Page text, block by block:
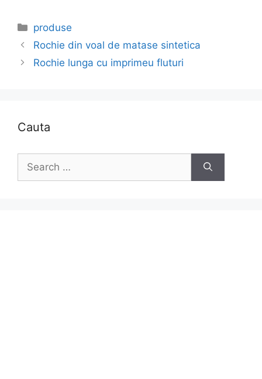
Categories
produse
Rochie din voal de matase sintetica
Rochie lunga cu imprimeu fluturi
Cauta
for: